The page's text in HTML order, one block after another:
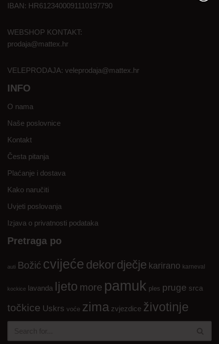
IBAN: HR6123400091110197790
WEBSHOP KONTAKT:
prodaja@mattex.hr
VELEPRODAJA: veleprodaja@mattex.hr
INFO
O nama
Naše poslovnice
Kontakt
Česta pitanja
Plaćanje i dostava
Kako naručiti
Uvjeti poslovanja
Izjava o privatnosti podataka
Pretraga po
auti Božić cvijeće dekordječje karirano karneval
kockice lavanda ljeto more pamuk ples pruge srca
točkice Uskrs voće zima zvjezdice životinje